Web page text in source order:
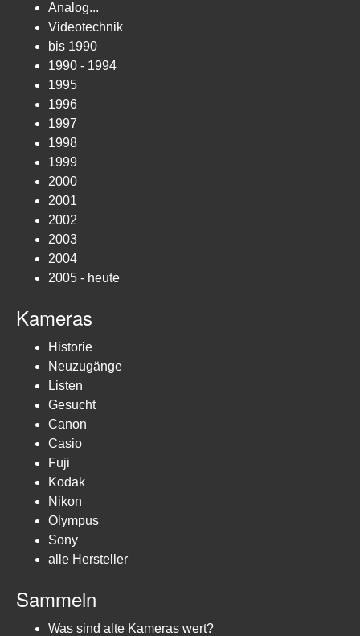
Analog...
Videotechnik
bis 1990
1990 - 1994
1995
1996
1997
1998
1999
2000
2001
2002
2003
2004
2005 - heute
Kameras
Historie
Neuzugänge
Listen
Gesucht
Canon
Casio
Fuji
Kodak
Nikon
Olympus
Sony
alle Hersteller
Sammeln
Was sind alte Kameras wert?